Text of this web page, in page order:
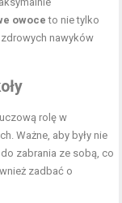
owoce to nie tylko
nawyków
rolę w
Ważne, aby były nie
zabrania ze sobą, co
zadbać o